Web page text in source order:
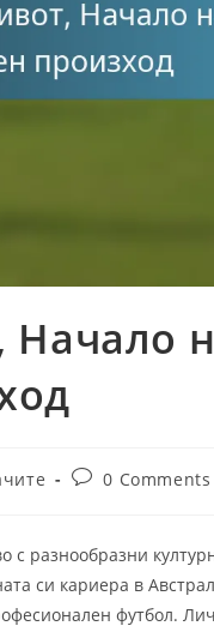
Начало
Post0 Comments
с разнообразни
си кариера в
футбол.